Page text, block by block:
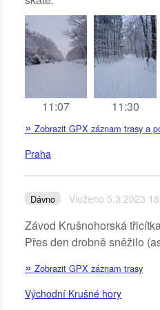
11:07 11:30
» Zobrazit GPX záznam trasy a
Praha
Dávno Vloženo 5.3.2023
Závod Krušnohorská
Přes den drobně sněžilo
» Zobrazit GPX záznam trasy
Východní Krušné hory